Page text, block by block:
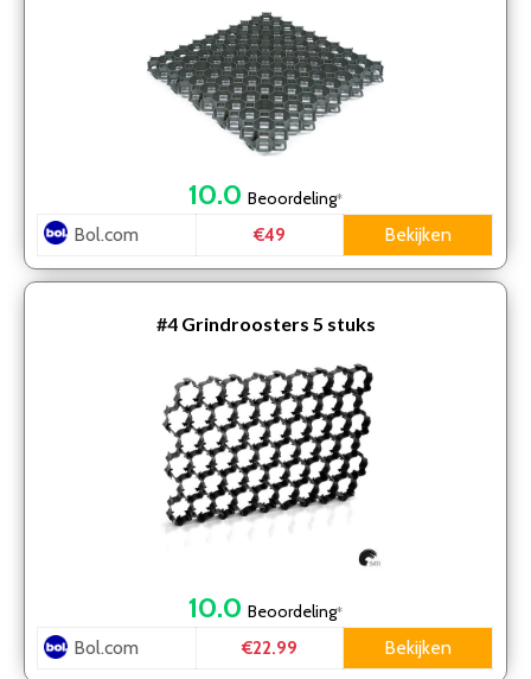
10.0 Beoordeling*
Bol.com €49 Bekijken
#4 Grindroosters 5 stuks
10.0 Beoordeling*
Bol.com €22.99 Bekijken